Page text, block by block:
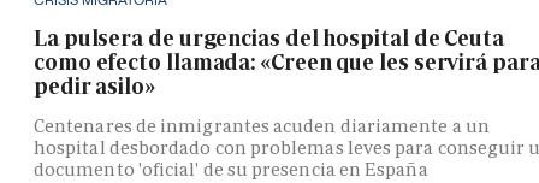
La pulsera de urgencias del hospital de Ceuta
como efecto llamada: «Creen que les servirá
pedir asilo»
Centenares de inmigrantes acuden diariamente a un
hospital desbordado con problemas leves para conseguir
documento 'oficial' de su presencia en España